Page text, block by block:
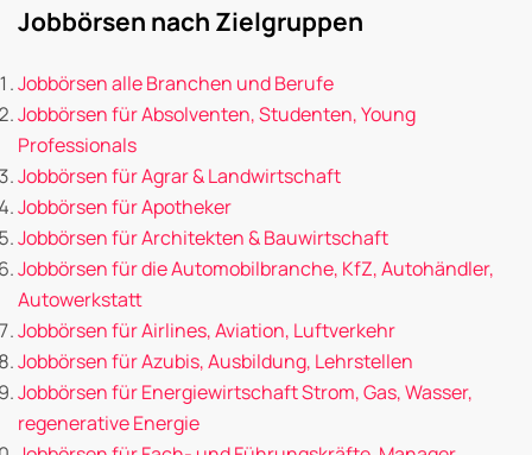
Jobbörsen nach Zielgruppen
Jobbörsen alle Branchen und Berufe
Jobbörsen für Absolventen, Studenten, Young
Professionals
Jobbörsen für Agrar & Landwirtschaft
Jobbörsen für Apotheker
Jobbörsen für Architekten & Bauwirtschaft
Jobbörsen für die Automobilbranche, KfZ, Autohändler,
Autowerkstatt
Jobbörsen für Airlines, Aviation, Luftverkehr
Jobbörsen für Azubis, Ausbildung, Lehrstellen
Jobbörsen für Energiewirtschaft Strom, Gas, Wasser,
regenerative Energie